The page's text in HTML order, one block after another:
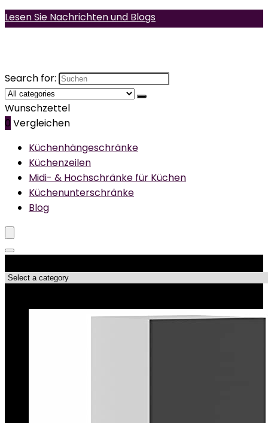
Lesen Sie Nachrichten und Blogs
Search for:
Wunschzettel
0 Vergleichen
Küchenhängeschränke
Küchenzeilen
Midi- & Hochschränke für Küchen
Küchenunterschränke
Blog